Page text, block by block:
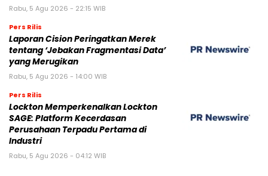
Rabu, 5 Agu 2026 - 22:15 WIB
Pers Rilis
Laporan Cision Peringatkan Merek
tentang ‘Jebakan Fragmentasi Data’
yang Merugikan
Rabu, 5 Agu 2026 - 14:00 WIB
Pers Rilis
Lockton Memperkenalkan Lockton
SAGE: Platform Kecerdasan
Perusahaan Terpadu Pertama di
Industri
Rabu, 5 Agu 2026 - 04:12 WIB